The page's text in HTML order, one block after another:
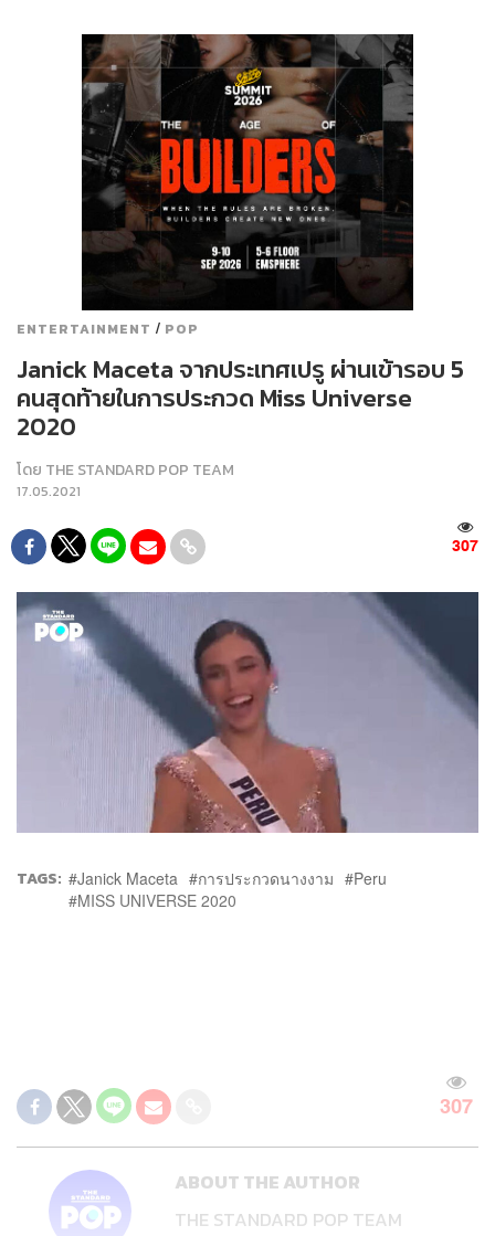
ENTERTAINMENT / POP
Janick Maceta จากประเทศเปรู ผ่านเข้ารอบ 5
คนสุดท้ายในการประกวด Miss Universe
2020
โดย THE STANDARD POP TEAM
17.05.2021
307
TAGS: Janick Maceta การประกวดนางงาม
Peru
MISS UNIVERSE 2020
307
ABOUT THE AUTHOR
THE STANDARD POP TEAM